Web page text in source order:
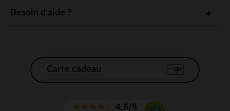
Besoin d'aide ?
Carte cadeau